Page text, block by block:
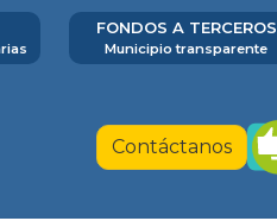
FONDOS A TERCEROS
Municipio transparente
Contáctanos